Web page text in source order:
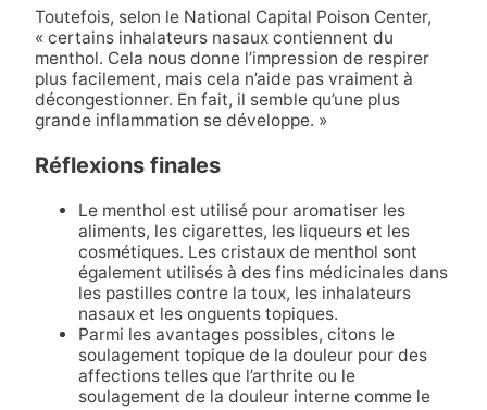
Toutefois, selon le National Capital Poison Center,
« certains inhalateurs nasaux contiennent du
menthol. Cela nous donne l’impression de respirer
plus facilement, mais cela n’aide pas vraiment à
décongestionner. En fait, il semble qu’une plus
grande inflammation se développe. »
Réflexions finales
Le menthol est utilisé pour aromatiser les
aliments, les cigarettes, les liqueurs et les
cosmétiques. Les cristaux de menthol sont
également utilisés à des fins médicinales dans
les pastilles contre la toux, les inhalateurs
nasaux et les onguents topiques.
Parmi les avantages possibles, citons le
soulagement topique de la douleur pour des
affections telles que l’arthrite ou le
soulagement de la douleur interne comme le